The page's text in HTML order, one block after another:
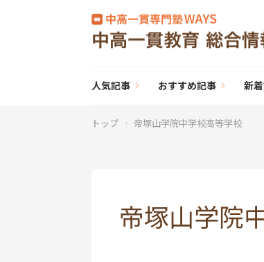
人気記事 おすすめ記事 新
トップ 帝塚山学院中学校高等学校
帝塚山学院